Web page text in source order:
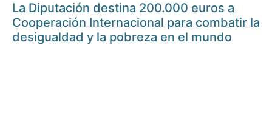
La Diputación destina 200.000 euros a
Cooperación Internacional para combatir la
desigualdad y la pobreza en el mundo